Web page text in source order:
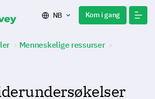
NB Kom i gang
Menneskelige ressurser